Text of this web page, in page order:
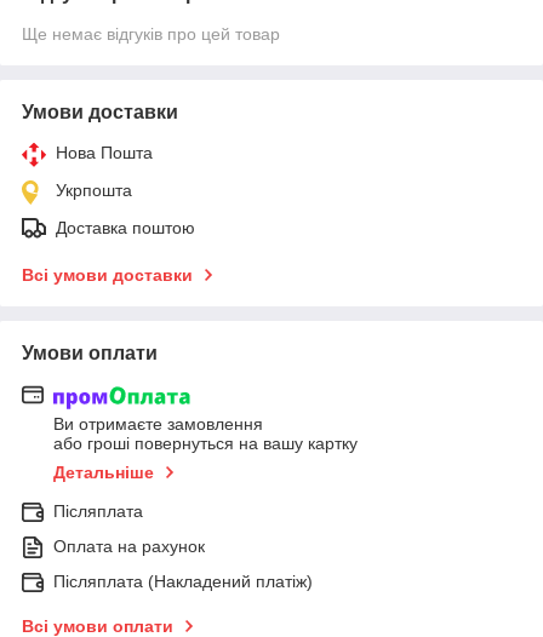
Ще немає відгуків про цей товар
Умови доставки
Нова Пошта
Укрпошта
Доставка поштою
Всі умови доставки
Умови оплати
Ви отримаєте замовлення
або гроші повернуться на вашу картку
Детальніше
Післяплата
Оплата на рахунок
Післяплата (Накладений платіж)
Всі умови оплати